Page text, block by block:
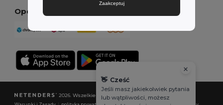
Opcje dostawy
2026. Wszelkie prawa zastrzeżone
Zaakceptuj
👋 Cześć
Jeśli masz jakiekolwiek pytania
lub wątpliwości, możesz